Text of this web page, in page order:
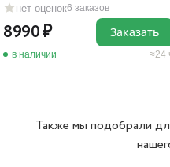
нет оценок6 заказов
8990
в наличии 24
Заказать
Также мы подобрали